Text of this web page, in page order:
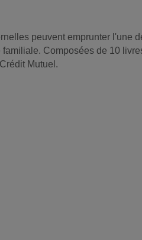
peuvent emprunter l'une
Composées de 10
Mutuel.